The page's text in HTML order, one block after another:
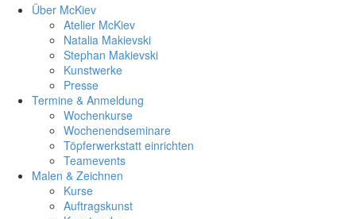
Über McKiev
Atelier McKiev
Natalia Makievski
Stephan Makievski
Kunstwerke
Presse
Termine & Anmeldung
Wochenkurse
Wochenendseminare
Töpferwerkstatt einrichten
Teamevents
Malen & Zeichnen
Kurse
Auftragskunst